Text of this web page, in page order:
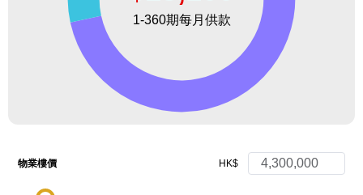
物業樓價 HK$